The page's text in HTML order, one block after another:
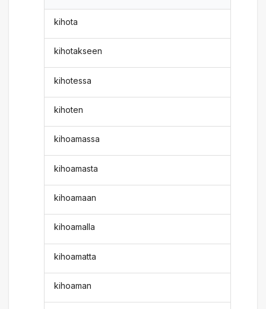
kihota
kihotakseen
kihotessa
kihoten
kihoamassa
kihoamasta
kihoamaan
kihoamalla
kihoamatta
kihoaman